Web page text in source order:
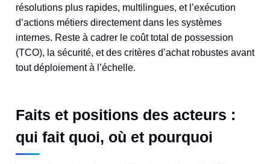
résolutions plus rapides, multilingues, et l’exécution
d’actions métiers directement dans les systèmes
internes. Reste à cadrer le coût total de possession
(TCO), la sécurité, et des critères d’achat robustes avant
tout déploiement à l’échelle.
Faits et positions des acteurs :
qui fait quoi, où et pourquoi